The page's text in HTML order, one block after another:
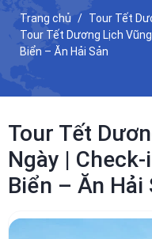
Trang chủ
Tour Tết
Tour Tết Dương Lịch
Biển – Ăn Hải Sản
Tour Tết
Ngày |
Biển – Ăn Hải